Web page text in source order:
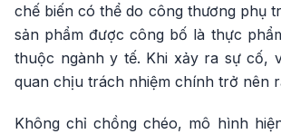
chế biến có thể do công thương phụ
sản phẩm được công bố là thực
thuộc ngành y tế. Khi xảy ra sự cố,
quan chịu trách nhiệm chính trở nên
Không chỉ chồng chéo, mô hình